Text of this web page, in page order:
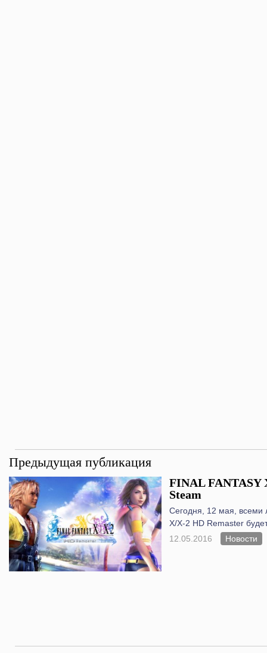
Предыдущая публикация
FINAL FANTASY
Steam
Сегодня, 12 мая, всеми
X/X-2 HD Remaster
12.05.2016
Новости